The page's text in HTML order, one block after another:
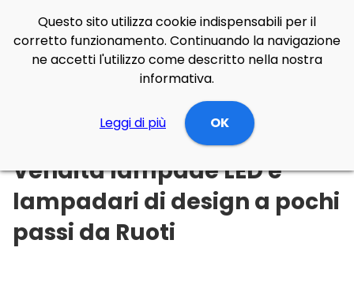
Illuminazione Online Basilicata Potenza
Vendita lampade LED e
lampadari di design a pochi
passi da Ruoti
Questo sito utilizza cookie indispensabili per il
corretto funzionamento. Continuando la navigazione
ne accetti l'utilizzo come descritto nella nostra
informativa.
Leggi di più OK